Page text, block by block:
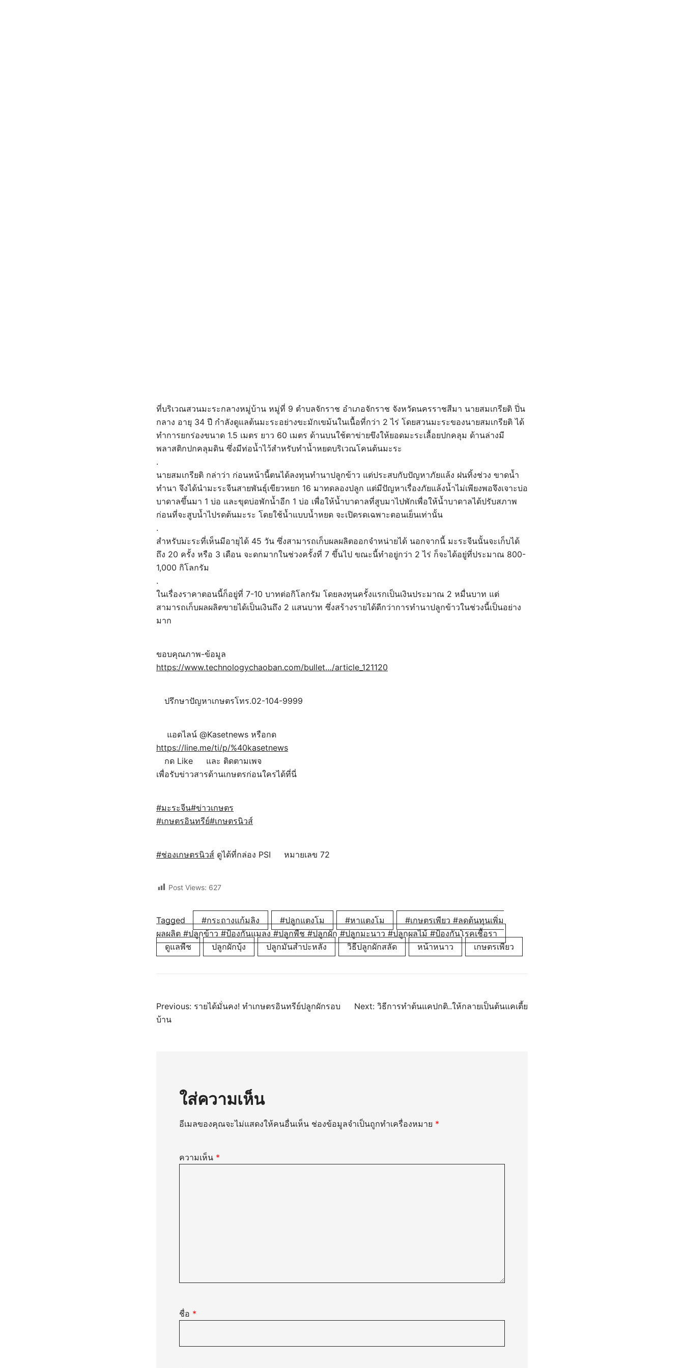
ที่บริเวณสวนมะระกลางหมู่บ้าน หมู่ที่ 9 ตำบลจักราช อำเภอจักราช จังหวัดนครราชสีมา นายสมเกรียติ ปิ่น
กลาง อายุ 34 ปี กำลังดูแลต้นมะระอย่างขะมักเขม้นในเนื้อที่กว่า 2 ไร่ โดยสวนมะระของนายสมเกรียติ ได้
ทำการยกร่องขนาด 1.5 เมตร ยาว 60 เมตร ด้านบนใช้ตาข่ายขึงให้ยอดมะระเลื้อยปกคลุม ด้านล่างมี
พลาสติกปกคลุมดิน ซึ่งมีท่อน้ำไว้สำหรับทำน้ำหยดบริเวณโคนต้นมะระ
.
นายสมเกรียติ กล่าว่า ก่อนหน้านี้ตนได้ลงทุนทำนาปลูกข้าว แต่ประสบกับปัญหาภัยแล้ง ฝนทิ้งช่วง ขาดน้ำ
ทำนา จึงได้นำมะระจีนสายพันธุ์เขียวหยก 16 มาทดลองปลูก แต่มีปัญหาเรื่องภัยแล้งน้ำไม่เพียงพอจึงเจาะบ่อ
บาดาลขึ้นมา 1 บ่อ และขุดบ่อพักน้ำอีก 1 บ่อ เพื่อให้น้ำบาดาลที่สูบมาไปพักเพื่อให้น้ำบาดาลได้ปรับสภาพ
ก่อนที่จะสูบน้ำไปรดต้นมะระ โดยใช้น้ำแบบน้ำหยด จะเปิดรดเฉพาะตอนเย็นเท่านั้น
.
สำหรับมะระที่เห็นมีอายุได้ 45 วัน ซึ่งสามารถเก็บผลผลิตออกจำหน่ายได้ นอกจากนี้ มะระจีนนั้นจะเก็บได้
ถึง 20 ครั้ง หรือ 3 เดือน จะดกมากในช่วงครั้งที่ 7 ขึ้นไป ขณะนี้ทำอยู่กว่า 2 ไร่ ก็จะได้อยู่ที่ประมาณ 800-
1,000 กิโลกรัม
.
ในเรื่องราคาตอนนี้ก็อยู่ที่ 7-10 บาทต่อกิโลกรัม โดยลงทุนครั้งแรกเป็นเงินประมาณ 2 หมื่นบาท แต่
สามารถเก็บผลผลิตขายได้เป็นเงินถึง 2 แสนบาท ซึ่งสร้างรายได้ดีกว่าการทำนาปลูกข้าวในช่วงนี้เป็นอย่าง
มาก
ขอบคุณภาพ-ข้อมูล
https://www.technologychaoban.com/bullet…/article_121120
ปรึกษาปัญหาเกษตรโทร.02-104-9999
แอดไลน์ @Kasetnews หรือกด
https://line.me/ti/p/%40kasetnews
กด Like
และ ติดตามเพจ
เพื่อรับข่าวสารด้านเกษตรก่อนใครได้ที่นี่
#มะระจีน#ข่าวเกษตร
#เกษตรอินทรีย์#เกษตรนิวส์
#ช่องเกษตรนิวส์ ดูได้ที่กล่อง PSI หมายเลข 72
Post Views: 627
Tagged #กระถางแก้มลิง #ปลูกแตงโม #หาแตงโม
#เกษตรเพียว #ลดต้นทุนเพิ่ม
ผลผลิต #ปลูกข้าว #ป้องกันแมลง #ปลูกพืช #ปลูกผัก #ปลูกมะนาว #ปลูกผลไม้ #ป้องกันโรคเชื้อรา
ดูแลพืช
ปลูกผักบุ้ง ปลูกมันสำปะหลัง วิธีปลูกผักสลัด หน้าหนาว เกษตรเพียว
แนะแนว
Previous: รายได้มั่นคง! ทำเกษตรอินทรีย์ปลูกผักรอบ
บ้าน
Next: วิธีการทำต้นแคปกติ..ให้กลายเป็นต้นแคเตี้ย
ใส่ความเห็น
อีเมลของคุณจะไม่แสดงให้คนอื่นเห็น ช่องข้อมูลจำเป็นถูกทำเครื่องหมาย *
ความเห็น *
ชื่อ *